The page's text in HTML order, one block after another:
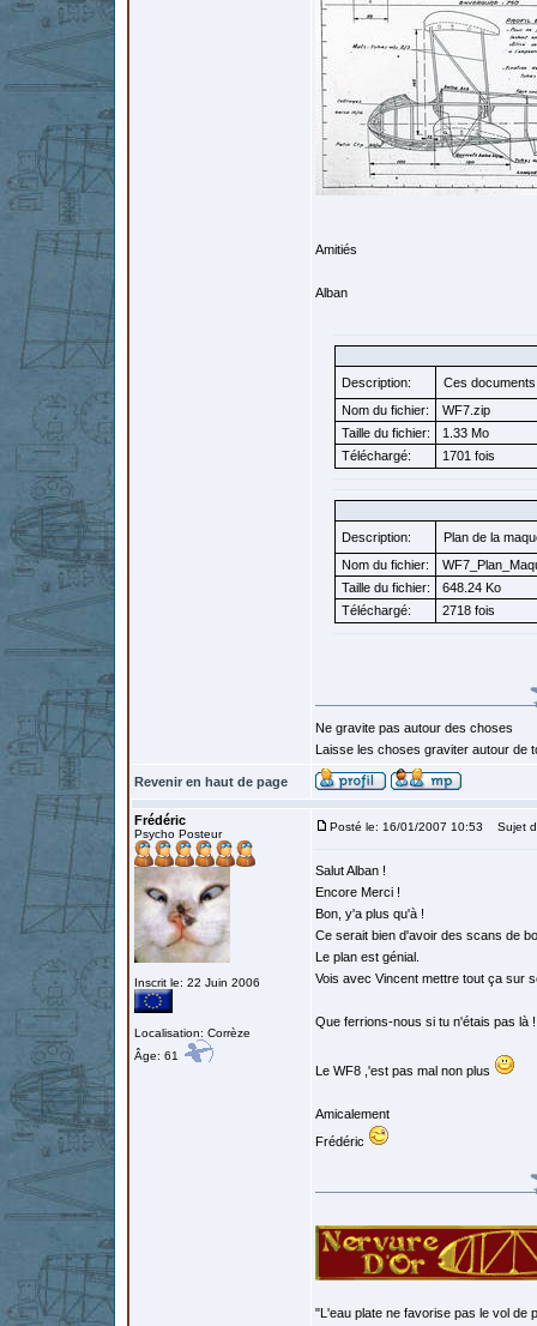
Amitiés
Alban
Description:
Ces
Nom du fichier:
WF7.zip
Taille du fichier:
1.33 Mo
Téléchargé:
1701 fois
Description:
Plan de la
Nom du fichier:
Taille du fichier:
648.24 Ko
Téléchargé:
2718 fois
Ne gravite pas autour des choses
Laisse les choses graviter autour de
Revenir en haut de page
Frédéric
Psycho Posteur
Inscrit le: 22 Juin 2006
Localisation: Corrèze
Âge: 61
Posté le: 16/01/2007 10:53 Sujet
Salut Alban !
Encore Merci !
Bon, y'a plus qu'à !
Ce serait bien d'avoir des scans de
Le plan est génial.
Vois avec Vincent mettre tout ça sur
Que ferrions-nous si tu n'étais pas là !
Le WF8 ,'est pas mal non plus
Amicalement
Frédéric
"L'eau plate ne favorise pas le vol de